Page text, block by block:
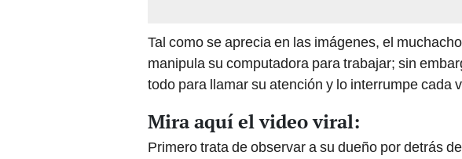
Tal como se aprecia en las imágenes, el
manipula su computadora para trabajar; sin
todo para llamar su atención y lo interrumpe cada
Mira aquí el video viral:
Primero trata de observar a su dueño por detrás